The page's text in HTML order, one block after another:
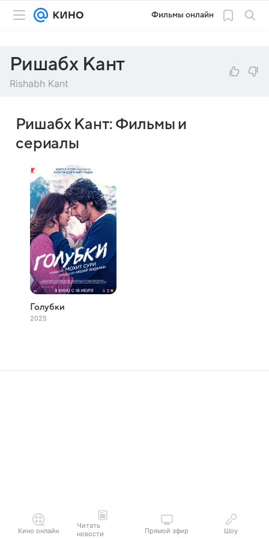
Фильмы онлайн
Ришабх Кант
Rishabh Kant
Ришабх Кант: Фильмы и
сериалы
Голубки
2025
Кино онлайн
Читать
новости
Прямой эфир Шоу